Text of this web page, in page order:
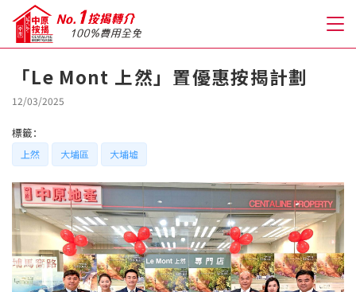
關於我們
格到至抵按揭
人才房貸・開戶優惠
免費房貸轉介服務
免費開戶轉介服務
「Le Mont 上然」置優惠按揭計劃
12/03/2025
標籤：
上然 大埔區 大埔墟